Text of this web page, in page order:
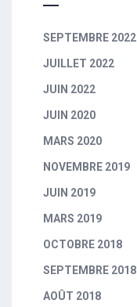
SEPTEMBRE 2022
JUILLET 2022
JUIN 2022
JUIN 2020
MARS 2020
NOVEMBRE 2019
JUIN 2019
MARS 2019
OCTOBRE 2018
SEPTEMBRE 2018
AOÛT 2018